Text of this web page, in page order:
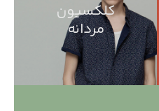
کلکسیون
مردانه